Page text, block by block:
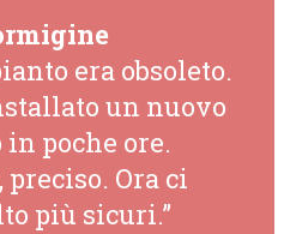
era obsoleto.
un nuovo
poche ore.
Ora ci
più sicuri.”